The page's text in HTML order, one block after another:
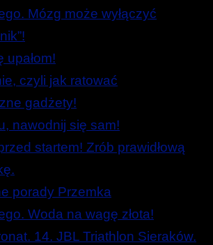
Mózg może wyłączyć
upałom!
czyli jak ratować
gadżety!
nawodnij się sam!
startem! Zrób prawidłową
porady Przemka
Woda na wagę złota!
14. JBL Triathlon Sieraków.